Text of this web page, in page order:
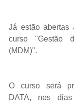
Já estão abertas
curso "Gestão
(MDM)".
O curso será
DATA, nos